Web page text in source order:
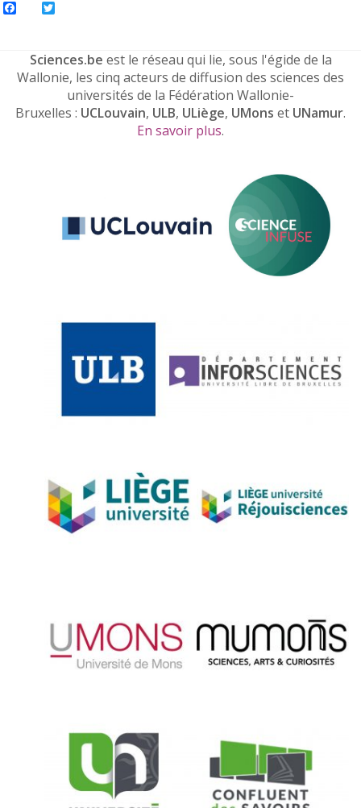
Facebook
Sciences.be est le réseau qui lie, sous l'égide de la
Wallonie, les cinq acteurs de diffusion des sciences des
universités de la Fédération Wallonie-
Bruxelles : UCLouvain, ULB, ULiège, UMons et UNamur.
En savoir plus.